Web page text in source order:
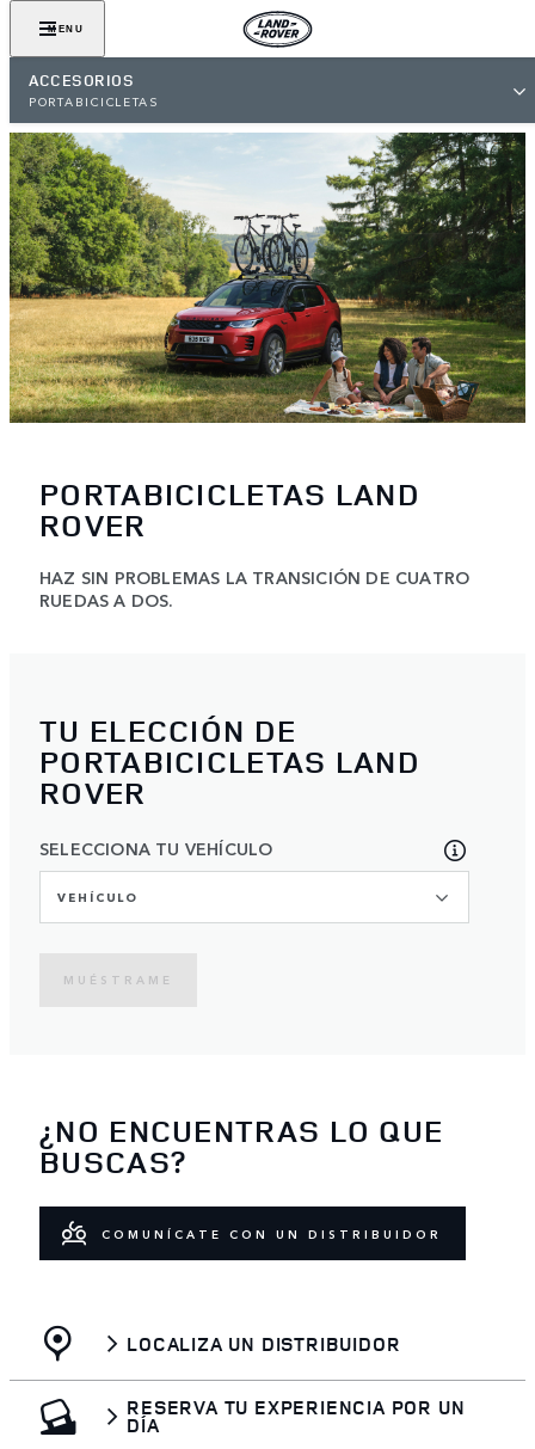
MENU
ACCESORIOS
PORTABICICLETAS
PORTABICICLETAS LAND
ROVER
HAZ SIN PROBLEMAS LA TRANSICIÓN DE CUATRO
RUEDAS A DOS.
TU ELECCIÓN DE
PORTABICICLETAS LAND
ROVER
SELECCIONA TU VEHÍCULO
VEHÍCULO
MUÉSTRAME
¿NO ENCUENTRAS LO QUE
BUSCAS?
COMUNÍCATE CON UN DISTRIBUIDOR
LOCALIZA UN DISTRIBUIDOR
RESERVA TU EXPERIENCIA POR UN
DÍA